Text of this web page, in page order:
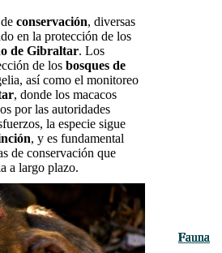
conservación, diversas
en la protección de los
de Gibraltar. Los
de los bosques de
así como el monitoreo
, donde los macacos
por las autoridades
la especie sigue
, y es fundamental
de conservación que
a largo plazo.
Fauna
Fauna
Fauna
Fauna
Fauna
Fauna
Fauna
Fauna
Fauna
Fauna
Fauna
Fauna
Fauna